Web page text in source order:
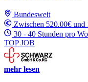
Bundesweit
Zwischen 520.00€ und
30 - 40 Stunden pro
TOP JOB
mehr lesen